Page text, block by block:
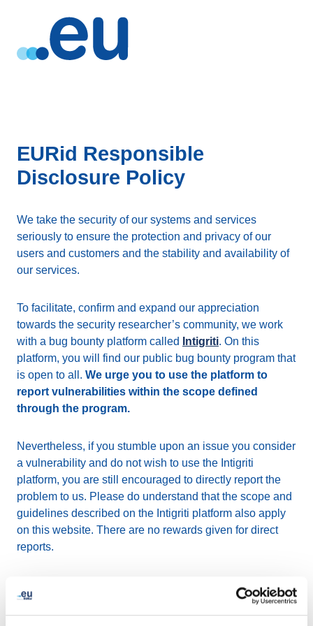
EURid Responsible
Disclosure Policy
We take the security of our systems and services
seriously to ensure the protection and privacy of our
users and customers and the stability and availability of
our services.
To facilitate, confirm and expand our appreciation
towards the security researcher’s community, we work
with a bug bounty platform called
Intigriti. On this
platform, you will find our public bug bounty program that
is open to all. We urge you to use the platform to
report vulnerabilities within the scope defined
through the program.
Nevertheless, if you stumble upon an issue you consider
a vulnerability and do not wish to use the Intigriti
platform, you are still encouraged to directly report the
problem to us. Please do understand that the scope and
guidelines described on the Intigriti platform also apply
on this website. There are no rewards given for direct
reports.
How to report a security
vulnerability?